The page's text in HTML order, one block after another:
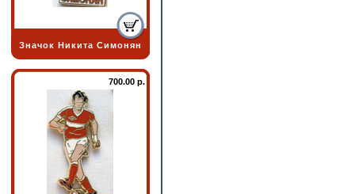
Значок Никита Симонян
700.00 р.